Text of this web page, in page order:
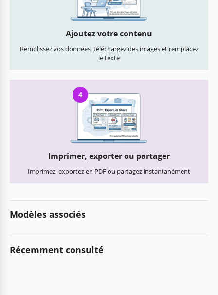
Ajoutez votre contenu
Remplissez vos données, téléchargez des images et remplacez
le texte
4
Imprimer, exporter ou partager
Imprimez, exportez en PDF ou partagez instantanément
Modèles associés
Récemment consulté